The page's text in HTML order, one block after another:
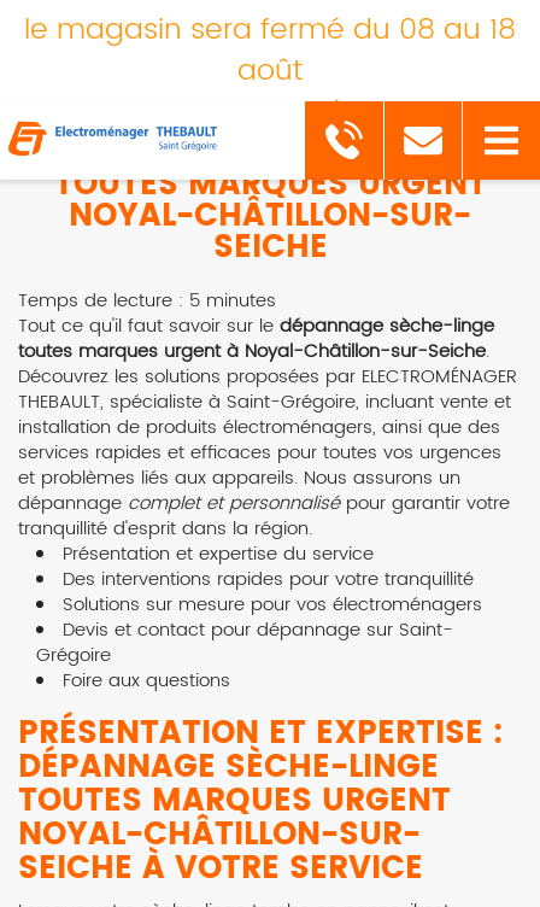
le magasin sera fermé du 08 au 18
août
pour congés
DÉPANNAGE SÈCHE-LINGE
TOUTES MARQUES URGENT
NOYAL-CHÂTILLON-SUR-
SEICHE
Temps de lecture : 5 minutes
Tout ce qu'il faut savoir sur le dépannage sèche-linge
toutes marques urgent à Noyal-Châtillon-sur-Seiche.
Découvrez les solutions proposées par ELECTROMÉNAGER
THEBAULT, spécialiste à Saint-Grégoire, incluant vente et
installation de produits électroménagers, ainsi que des
services rapides et efficaces pour toutes vos urgences
et problèmes liés aux appareils. Nous assurons un
dépannage complet et personnalisépour garantir votre
tranquillité d'esprit dans la région.
Présentation et expertise du service
Des interventions rapides pour votre tranquillité
Solutions sur mesure pour vos électroménagers
Devis et contact pour dépannage sur Saint-
Grégoire
Foire aux questions
PRÉSENTATION ET EXPERTISE :
DÉPANNAGE SÈCHE-LINGE
TOUTES MARQUES URGENT
NOYAL-CHÂTILLON-SUR-
SEICHE À VOTRE SERVICE